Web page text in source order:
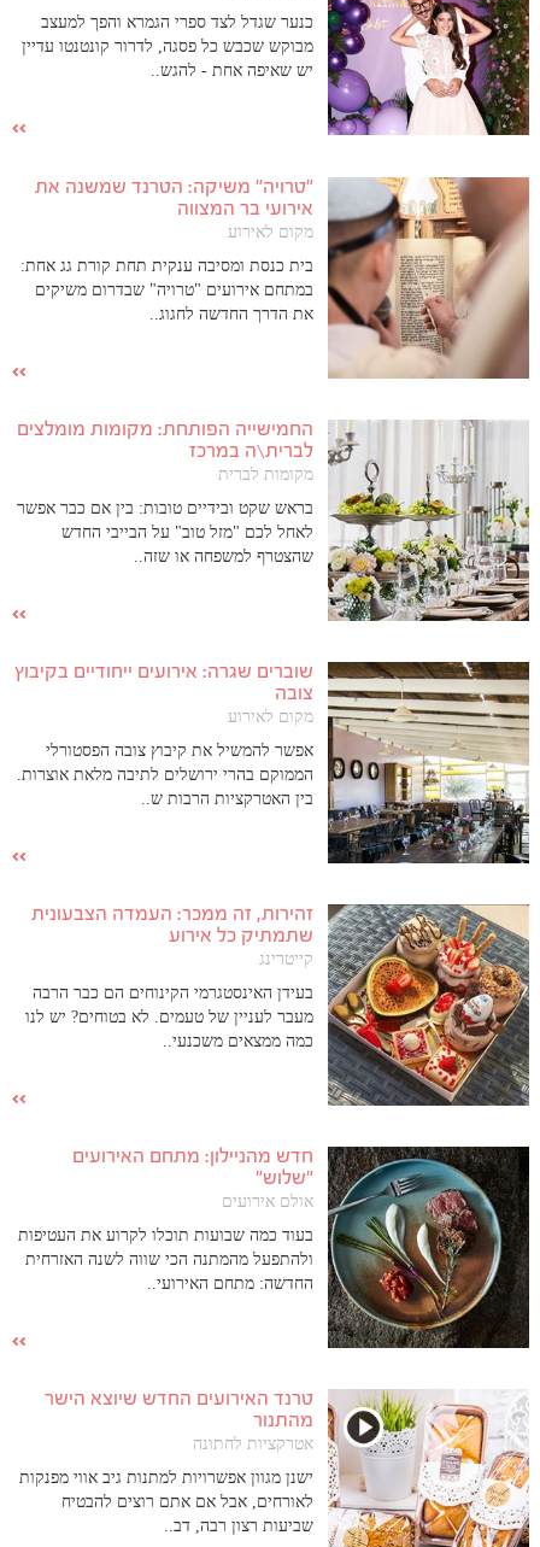
כנער שגדל לצד ספרי הגמרא והפך למעצב
מבוקש שכבש כל פסגה, לדרור קונטנטו עדיין
יש שאיפה אחת - להגש..
"טרויה" משיקה: הטרנד שמשנה את
אירועי בר המצווה
מקום לאירוע
בית כנסת ומסיבה ענקית תחת קורת גג אחת:
במתחם אירועים "טרויה" שבדרום משיקים
את הדרך החדשה לחגוג..
החמישייה הפותחת: מקומות מומלצים
לברית\ה במרכז
מקומות לברית
בראש שקט ובידיים טובות: בין אם כבר אפשר
לאחל לכם "מזל טוב" על הבייבי החדש
שהצטרף למשפחה או שזה..
שוברים שגרה: אירועים ייחודיים בקיבוץ
צובה
מקום לאירוע
אפשר להמשיל את קיבוץ צובה הפסטורלי
הממוקם בהרי ירושלים לתיבה מלאת אוצרות.
בין האטרקציות הרבות ש..
זהירות, זה ממכר: העמדה הצבעונית
שתמתיק כל אירוע
קייטרינג
בעידן האינסטגרמי הקינוחים הם כבר הרבה
מעבר לעניין של טעמים. לא בטוחים? יש לנו
כמה ממצאים משכנעי..
חדש מהניילון: מתחם האירועים
"שלוש"
אולם אירועים
בעוד כמה שבועות תוכלו לקרוע את העטיפות
ולהתפעל מהמתנה הכי שווה לשנה האזרחית
החדשה: מתחם האירועי..
טרנד האירועים החדש שיוצא הישר
מהתנור
אטרקציות לחתונה
ישנן מגוון אפשרויות למתנות גיב אווי מפנקות
לאורחים, אבל אם אתם רוצים להבטיח
שביעות רצון רבה, דב..